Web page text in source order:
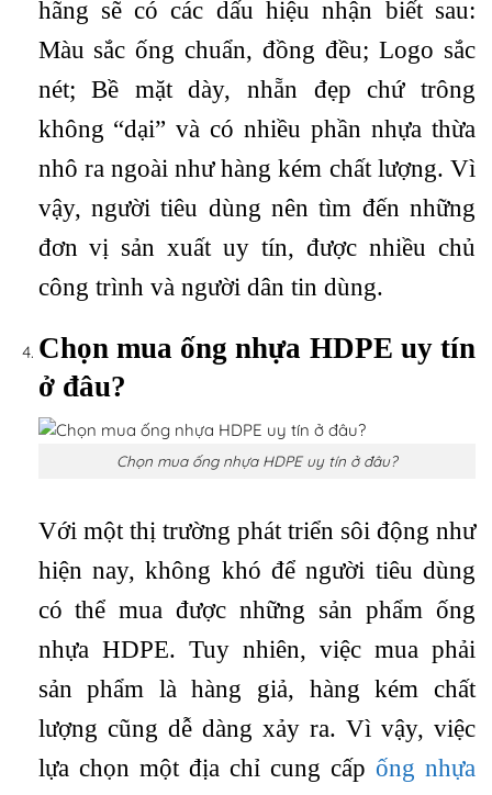
hãng sẽ có các dấu hiệu nhận biết sau:
Màu sắc ống chuẩn, đồng đều; Logo sắc
nét; Bề mặt dày, nhẵn đẹp chứ trông
không “dại” và có nhiều phần nhựa thừa
nhô ra ngoài như hàng kém chất lượng. Vì
vậy, người tiêu dùng nên tìm đến những
đơn vị sản xuất uy tín, được nhiều chủ
công trình và người dân tin dùng.
Chọn mua ống nhựa HDPE uy tín
ở đâu?
Chọn mua ống nhựa HDPE uy tín ở đâu?
Với một thị trường phát triển sôi động như
hiện nay, không khó để người tiêu dùng
có thể mua được những sản phẩm ống
nhựa HDPE. Tuy nhiên, việc mua phải
sản phẩm là hàng giả, hàng kém chất
lượng cũng dễ dàng xảy ra. Vì vậy, việc
lựa chọn một địa chỉ cung cấp ống nhựa